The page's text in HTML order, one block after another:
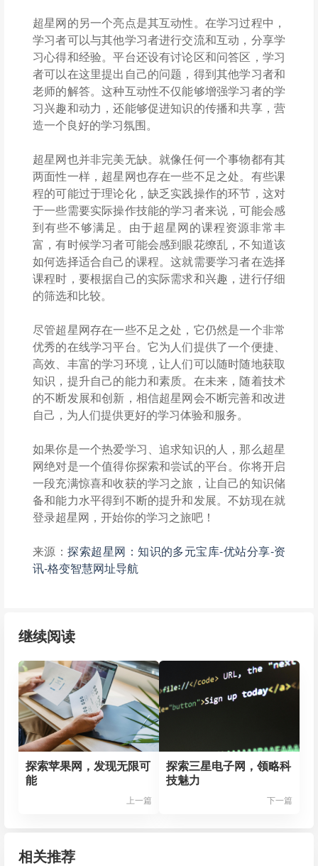
超星网的另一个亮点是其互动性。在学习过程中，
学习者可以与其他学习者进行交流和互动，分享学
习心得和经验。平台还设有讨论区和问答区，学习
者可以在这里提出自己的问题，得到其他学习者和
老师的解答。这种互动性不仅能够增强学习者的学
习兴趣和动力，还能够促进知识的传播和共享，营
造一个良好的学习氛围。
超星网也并非完美无缺。就像任何一个事物都有其
两面性一样，超星网也存在一些不足之处。有些课
程的可能过于理论化，缺乏实践操作的环节，这对
于一些需要实际操作技能的学习者来说，可能会感
到有些不够满足。由于超星网的课程资源非常丰
富，有时候学习者可能会感到眼花缭乱，不知道该
如何选择适合自己的课程。这就需要学习者在选择
课程时，要根据自己的实际需求和兴趣，进行仔细
的筛选和比较。
尽管超星网存在一些不足之处，它仍然是一个非常
优秀的在线学习平台。它为人们提供了一个便捷、
高效、丰富的学习环境，让人们可以随时随地获取
知识，提升自己的能力和素质。在未来，随着技术
的不断发展和创新，相信超星网会不断完善和改进
自己，为人们提供更好的学习体验和服务。
如果你是一个热爱学习、追求知识的人，那么超星
网绝对是一个值得你探索和尝试的平台。你将开启
一段充满惊喜和收获的学习之旅，让自己的知识储
备和能力水平得到不断的提升和发展。不妨现在就
登录超星网，开始你的学习之旅吧！
来源：探索超星网：知识的多元宝库-优站分享-资
讯-格变智慧网址导航
继续阅读
探索苹果网，发现无限可
能
上一篇
探索三星电子网，领略科
技魅力
下一篇
相关推荐